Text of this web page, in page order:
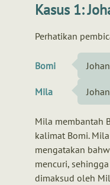
Kasus 1:
Perhatikan
Bomi
Mila
Mila membantah
kalimat Bomi.
mengatakan
mencuri,
dimaksud oleh